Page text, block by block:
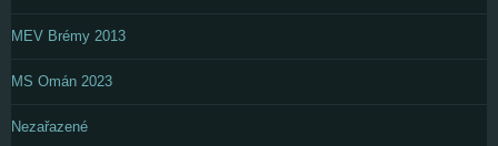
MEV Brémy 2013
MS Omán 2023
Nezařazené